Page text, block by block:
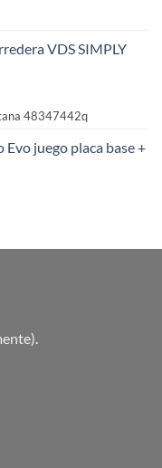
VDS SIMPLY
48347442q
juego placa base +